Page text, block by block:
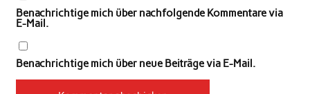
Benachrichtige mich über nachfolgende Kommentare via
E-Mail.
Benachrichtige mich über neue Beiträge via E-Mail.